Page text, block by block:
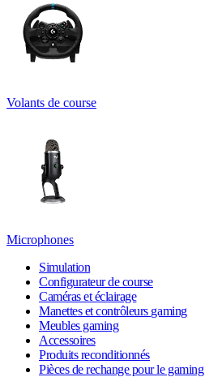
Volants de course
Microphones
Simulation
Configurateur de course
Caméras et éclairage
Manettes et contrôleurs gaming
Meubles gaming
Accessoires
Produits reconditionnés
Pièces de rechange pour le gaming